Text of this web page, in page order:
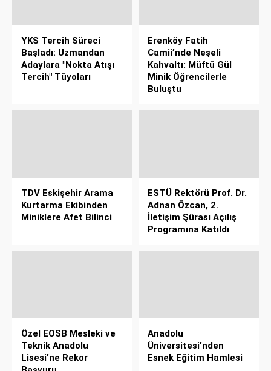
YKS Tercih Süreci
Başladı: Uzmandan
Adaylara "Nokta Atışı
Tercih" Tüyoları
Erenköy Fatih
Camii’nde Neşeli
Kahvaltı: Müftü Gül
Minik Öğrencilerle
Buluştu
TDV Eskişehir Arama
Kurtarma Ekibinden
Miniklere Afet Bilinci
ESTÜ Rektörü Prof. Dr.
Adnan Özcan, 2.
İletişim Şûrası Açılış
Programına Katıldı
Özel EOSB Mesleki ve
Teknik Anadolu
Lisesi’ne Rekor
Anadolu
Üniversitesi’nden
Esnek Eğitim Hamlesi